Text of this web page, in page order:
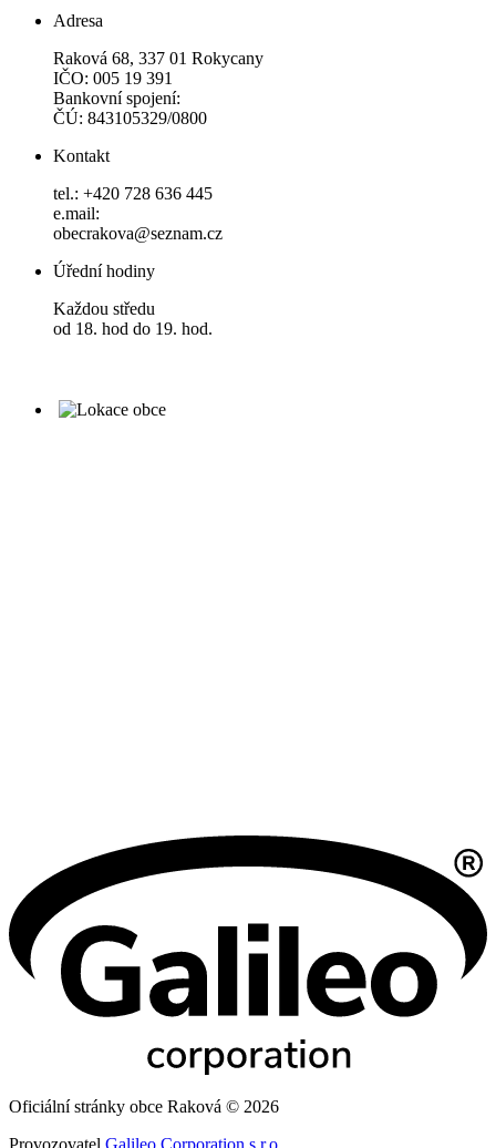
Adresa
Raková 68, 337 01 Rokycany
IČO: 005 19 391
Bankovní spojení:
ČÚ: 843105329/0800
Kontakt
tel.: +420 728 636 445
e.mail:
obecrakova@seznam.cz
Úřední hodiny
Každou středu
od 18. hod do 19. hod.
Oficiální stránky obce Raková © 2026